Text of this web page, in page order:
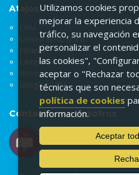
Atajos
CRAI
Correo electrónico
Intranet
Campus virtual
Normativas
Llengües URV
Contacta con nosotros
Utilizamos cookies
mejorar la experiencia
tráfico, su navegación
personalizar el
las cookies",
aceptar o "Rechazar
técnicas que son
política de cookies
información.
Aceptar